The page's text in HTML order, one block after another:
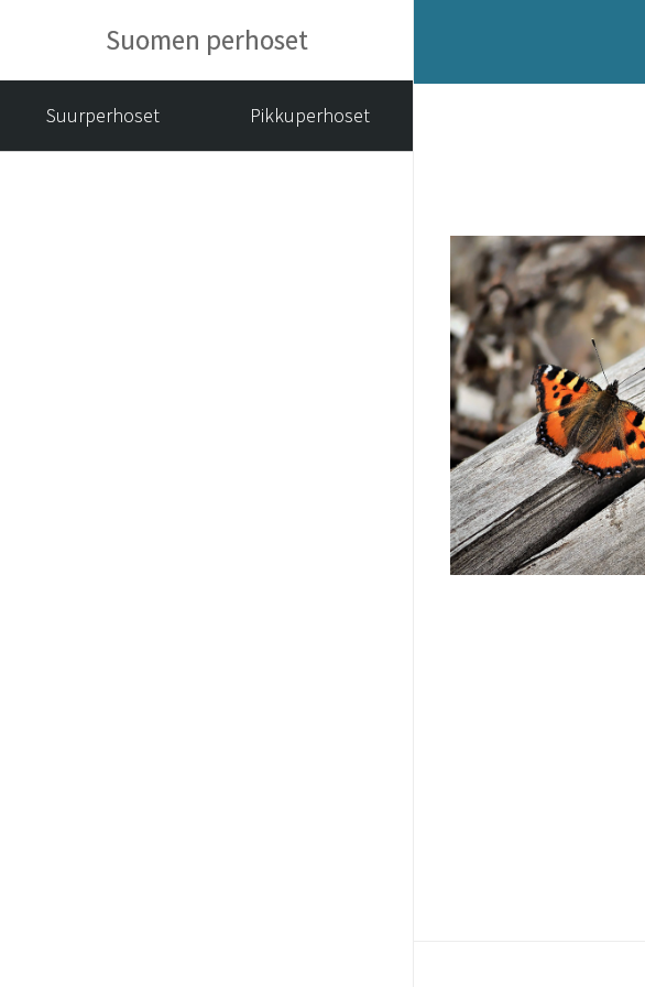
Suomen perhoset
Suurperhoset Pikkuperhoset